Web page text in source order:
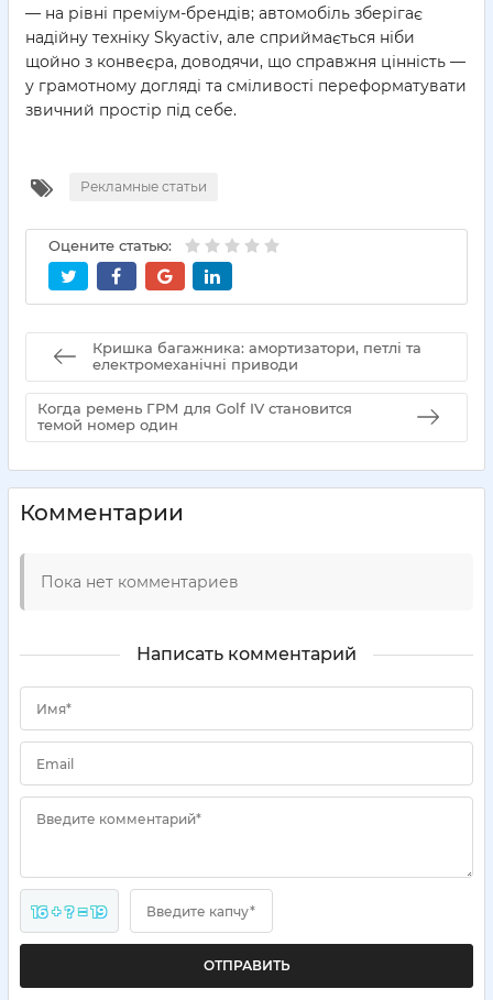
— на рівні преміум-брендів; автомобіль зберігає
надійну техніку Skyactiv, але сприймається ніби
щойно з конвеєра, доводячи, що справжня цінність —
у грамотному догляді та сміливості переформатувати
звичний простір під себе.
Рекламные статьи
Оцените статью:
Кришка багажника: амортизатори, петлі та
електромеханічні приводи
Когда ремень ГРМ для Golf IV становится
темой номер один
Комментарии
Пока нет комментариев
Написать комментарий
Имя*
Email
Введите комментарий*
16 + ? = 19 Введите капчу*
ОТПРАВИТЬ